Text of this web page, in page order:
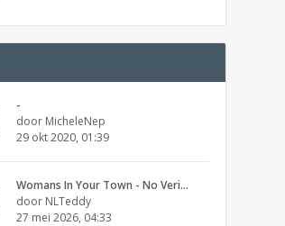
-
door MicheleNep
29 okt 2020, 01:39
Womans In Your Town - No Veri…
door NLTeddy
27 mei 2026, 04:33